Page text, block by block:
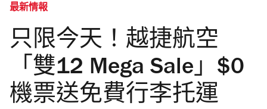
最新情報
只限今天！越捷航空
「雙12 Mega Sale」$0
機票送免費行李托運